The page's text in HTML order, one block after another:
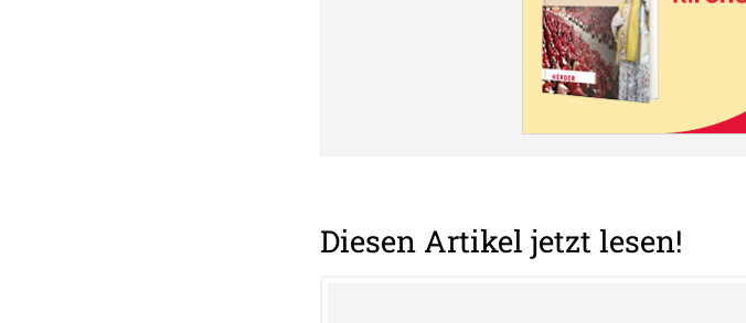
Diesen Artikel jetzt lesen!